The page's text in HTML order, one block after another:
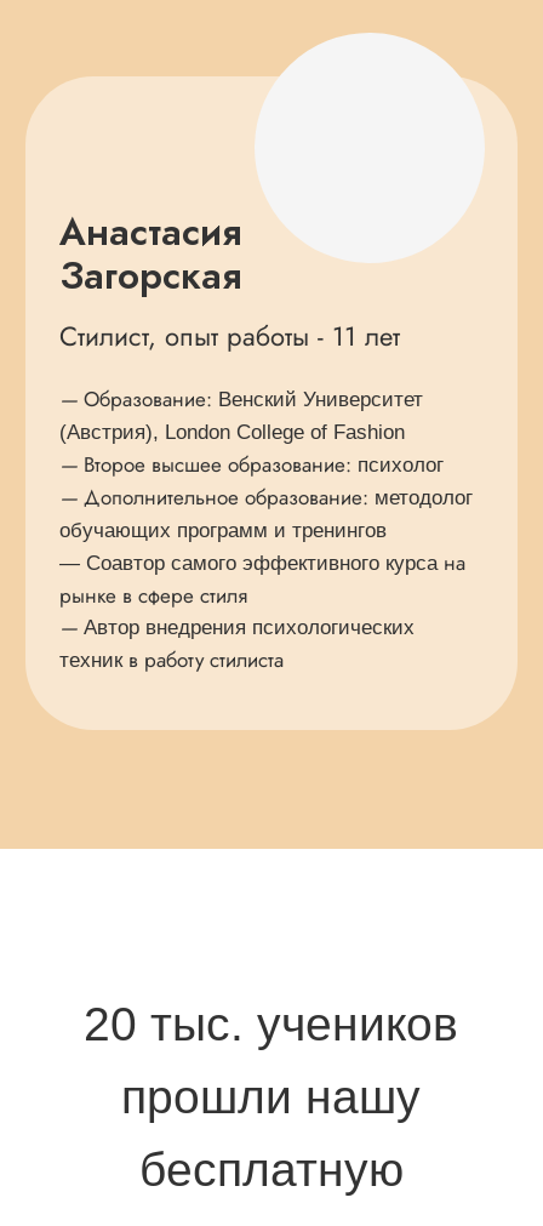
"Стилист онлайн. Быстрый
старт в профессии из любой
точки мира"
Зарегистрироваться
Регистрируйся на
бесплатный вебинар
Зарегистрируйся, и получи
подарок при регистрации: книги
для тех, кто хочет стать стилистом